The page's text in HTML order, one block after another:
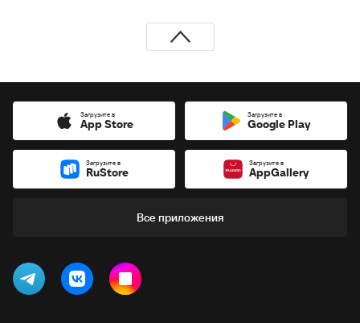
Загрузите в
App Store
Загрузите в
Google Play
Загрузите в
RuStore
Загрузите в
AppGallery
Все приложения